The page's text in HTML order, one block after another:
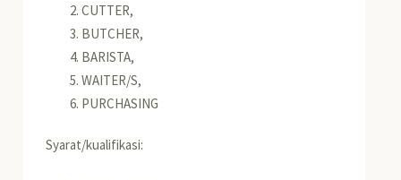
CUTTER,
BUTCHER,
BARISTA,
WAITER/S,
PURCHASING
Syarat/kualifikasi: